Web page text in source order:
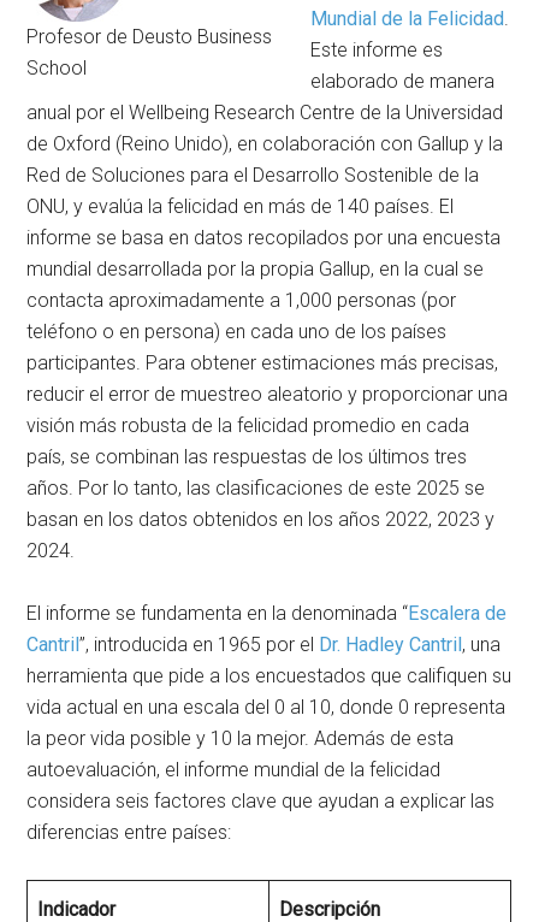
Profesor de Deusto Business
School
Mundial de la Felicidad
Este informe es
elaborado de manera
anual por el Wellbeing Research Centre de la Universidad
de Oxford (Reino Unido), en colaboración con Gallup y la
Red de Soluciones para el Desarrollo Sostenible de la
ONU, y evalúa la felicidad en más de 140 países. El
informe se basa en datos recopilados por una encuesta
mundial desarrollada por la propia Gallup, en la cual se
contacta aproximadamente a 1,000 personas (por
teléfono o en persona) en cada uno de los países
participantes. Para obtener estimaciones más precisas,
reducir el error de muestreo aleatorio y proporcionar una
visión más robusta de la felicidad promedio en cada
país, se combinan las respuestas de los últimos tres
años. Por lo tanto, las clasificaciones de este 2025 se
basan en los datos obtenidos en los años 2022, 2023 y
2024.
El informe se fundamenta en la denominada “Escalera de
Cantril”, introducida en 1965 por el Dr. Hadley Cantril, una
herramienta que pide a los encuestados que califiquen su
vida actual en una escala del 0 al 10, donde 0 representa
la peor vida posible y 10 la mejor. Además de esta
autoevaluación, el informe mundial de la felicidad
considera seis factores clave que ayudan a explicar las
diferencias entre países:
Indicador Descripción